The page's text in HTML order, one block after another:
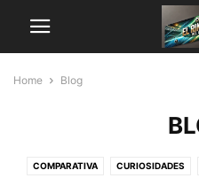
Home Blog
COMPARATIVA CURIOSIDADES